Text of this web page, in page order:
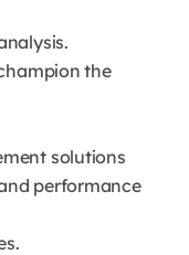
the
solutions
performance